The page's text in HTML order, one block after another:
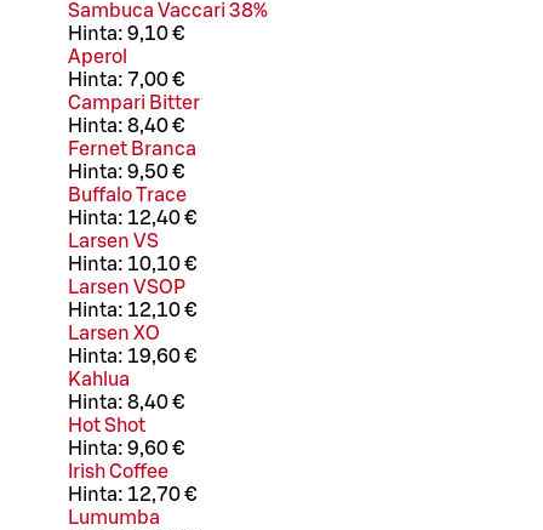
Sambuca Vaccari 38%
Hinta: 9,10 €
Aperol
Hinta: 7,00 €
Campari Bitter
Hinta: 8,40 €
Fernet Branca
Hinta: 9,50 €
Buffalo Trace
Hinta: 12,40 €
Larsen VS
Hinta: 10,10 €
Larsen VSOP
Hinta: 12,10 €
Larsen XO
Hinta: 19,60 €
Kahlua
Hinta: 8,40 €
Hot Shot
Hinta: 9,60 €
Irish Coffee
Hinta: 12,70 €
Lumumba